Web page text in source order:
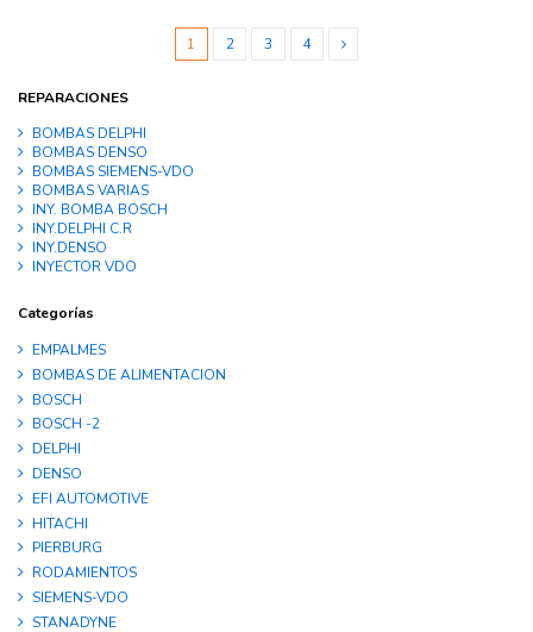
1 2 3 4
REPARACIONES
BOMBAS DELPHI
BOMBAS DENSO
BOMBAS SIEMENS-VDO
BOMBAS VARIAS
INY. BOMBA BOSCH
INY.DELPHI C.R
INY.DENSO
INYECTOR VDO
Categorías
EMPALMES
BOMBAS DE ALIMENTACION
BOSCH
BOSCH -2
DELPHI
DENSO
EFI AUTOMOTIVE
HITACHI
PIERBURG
RODAMIENTOS
SIEMENS-VDO
STANADYNE